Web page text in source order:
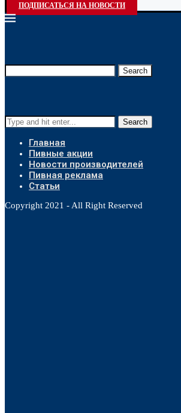
ПОДПИСАТЬСЯ НА НОВОСТИ
Search
Search
Главная
Пивные акции
Новости производителей
Пивная реклама
Статьи
Copyright 2021 - All Right Reserved